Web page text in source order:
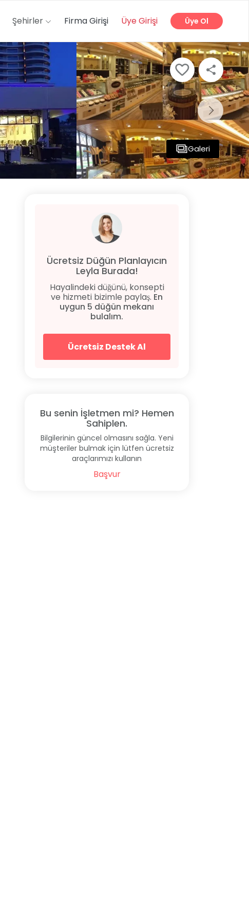
Şehirler Firma Girişi Üye Girişi Üye Ol
Galeri
Ücretsiz Düğün Planlayıcın
Leyla Burada!
Hayalindeki düğünü, konsepti
ve hizmeti bizimle paylaş. En
uygun 5 düğün mekanı
bulalım.
Ücretsiz Destek Al
Bu senin İşletmen mi? Hemen
Sahiplen.
Bilgilerinin güncel olmasını sağla. Yeni
müşteriler bulmak için lütfen ücretsiz
araçlarımızı kullanın
Başvur